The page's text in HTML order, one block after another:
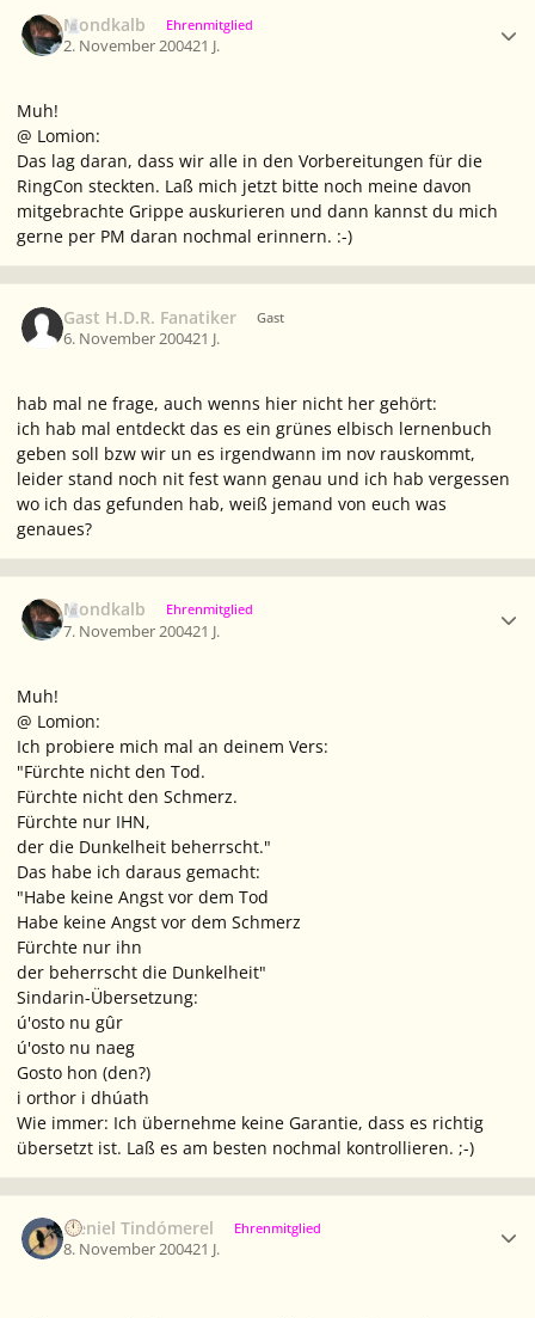
Mondkalb Ehrenmitglied
2. November 200421 J.
Muh!
@ Lomion:
Das lag daran, dass wir alle in den Vorbereitungen für die
RingCon steckten. Laß mich jetzt bitte noch meine davon
mitgebrachte Grippe auskurieren und dann kannst du mich
gerne per PM daran nochmal erinnern. :-)
Gast H.D.R. Fanatiker Gast
6. November 200421 J.
hab mal ne frage, auch wenns hier nicht her gehört:
ich hab mal entdeckt das es ein grünes elbisch lernenbuch
geben soll bzw wir un es irgendwann im nov rauskommt,
leider stand noch nit fest wann genau und ich hab vergessen
wo ich das gefunden hab, weiß jemand von euch was
genaues?
Mondkalb Ehrenmitglied
7. November 200421 J.
Muh!
@ Lomion:
Ich probiere mich mal an deinem Vers:
"Fürchte nicht den Tod.
Fürchte nicht den Schmerz.
Fürchte nur IHN,
der die Dunkelheit beherrscht."
Das habe ich daraus gemacht:
"Habe keine Angst vor dem Tod
Habe keine Angst vor dem Schmerz
Fürchte nur ihn
der beherrscht die Dunkelheit"
Sindarin-Übersetzung:
ú'osto nu gûr
ú'osto nu naeg
Gosto hon (den?)
i orthor i dhúath
Wie immer: Ich übernehme keine Garantie, dass es richtig
übersetzt ist. Laß es am besten nochmal kontrollieren. ;-)
Neniel Tindómerel Ehrenmitglied
8. November 200421 J.